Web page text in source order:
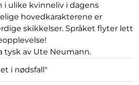
ulike kvinneliv i dagens
hovedkarakterene er
skikkelser. Språket flyter lett
tysk av Ute Neumann.
i nødsfall"